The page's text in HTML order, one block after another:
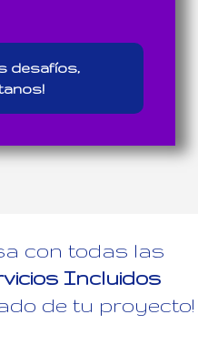
desafíos,
con todas las
Incluidos
de tu proyecto!